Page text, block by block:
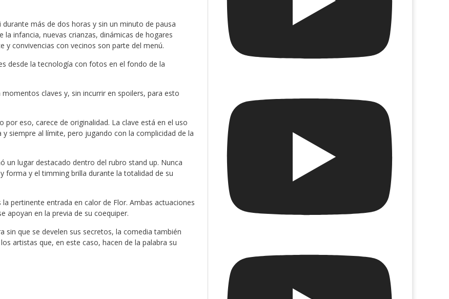
más de dos horas y sin un minuto de pausa
infancia, nuevas crianzas, dinámicas de hogares
convivencias con vecinos son parte del menú.
desde la tecnología con fotos en el fondo de la
claves y, sin incurrir en spoilers, para esto
eso, carece de originalidad. La clave está en el uso
siempre al límite, pero jugando con la complicidad de la
un lugar destacado dentro del rubro stand up. Nunca
forma y el timming brilla durante la totalidad de su
pertinente entrada en calor de Flor. Ambas actuaciones
apoyan en la previa de su coequiper.
que se develen sus secretos, la comedia también
artistas que, en este caso, hacen de la palabra su